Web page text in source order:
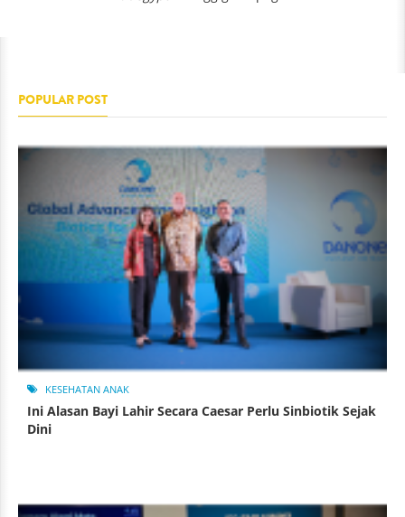
POPULAR POST
KESEHATAN ANAK
Ini Alasan Bayi Lahir Secara Caesar Perlu Sinbiotik Sejak
Dini